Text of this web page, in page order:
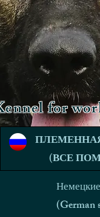
for
(ВСЕ
(German